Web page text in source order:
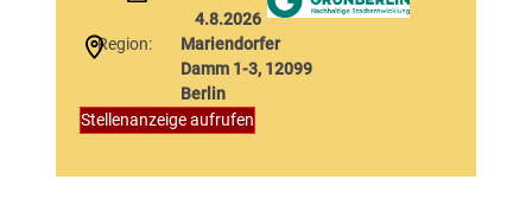
B
e
r
i
c
4.8.2026
Region:
Mariendorfer
Damm 1-3, 12099
Berlin
Stellenanzeige aufrufen